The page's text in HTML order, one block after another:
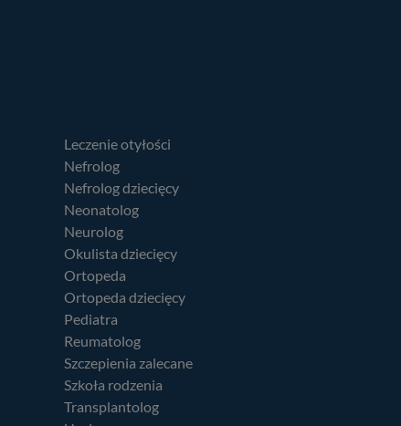
Leczenie otyłości
Nefrolog
Nefrolog dziecięcy
Neonatolog
Neurolog
Okulista dziecięcy
Ortopeda
Ortopeda dziecięcy
Pediatra
Reumatolog
Szczepienia zalecane
Szkoła rodzenia
Transplantolog
Szczegóły ↓